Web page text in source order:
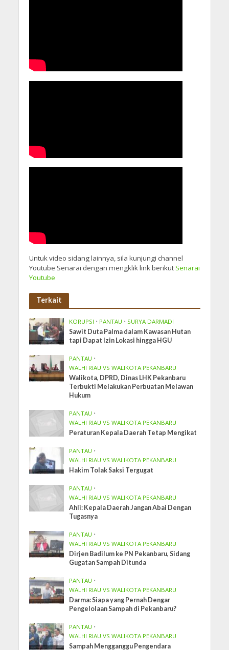
Untuk video sidang lainnya, sila kunjungi channel
Youtube Senarai dengan mengklik link berikutSenarai
Youtube
Terkait
KORUPSI • PANTAU • SURYA DARMADI
Sawit Duta Palma dalam Kawasan Hutan
tapi Dapat Izin Lokasi hingga HGU
PANTAU •
WALHI RIAU VS WALIKOTA PEKANBARU
Walikota, DPRD, Dinas LHK Pekanbaru
Terbukti Melakukan Perbuatan Melawan
Hukum
PANTAU •
WALHI RIAU VS WALIKOTA PEKANBARU
Peraturan Kepala Daerah Tetap Mengikat
PANTAU •
WALHI RIAU VS WALIKOTA PEKANBARU
Hakim Tolak Saksi Tergugat
PANTAU •
WALHI RIAU VS WALIKOTA PEKANBARU
Ahli: Kepala Daerah Jangan Abai Dengan
Tugasnya
PANTAU •
WALHI RIAU VS WALIKOTA PEKANBARU
Dirjen Badilum ke PN Pekanbaru, Sidang
Gugatan Sampah Ditunda
PANTAU •
WALHI RIAU VS WALIKOTA PEKANBARU
Darma: Siapa yang Pernah Dengar
Pengelolaan Sampah di Pekanbaru?
PANTAU •
WALHI RIAU VS WALIKOTA PEKANBARU
Sampah Mengganggu Pengendara